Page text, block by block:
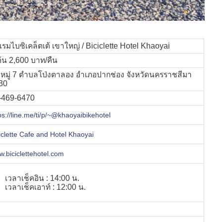
รมไบซิเคล็ตเต้ เขาใหญ่ / Biciclette Hotel Khaoyai
น 2,600 บาท/คืน
มู่ 7 ตําบลโป่งตาลอง อําเภอปากช่อง จังหวัดนครราชสีมา
6470
line.me/ti/p/~@khaoyaibikehotel
Cafe and Hotel Khaoyai
เวลาเช็คอิน : 14:00 น.
เวลาเช็คเอาท์ : 12:00 น.